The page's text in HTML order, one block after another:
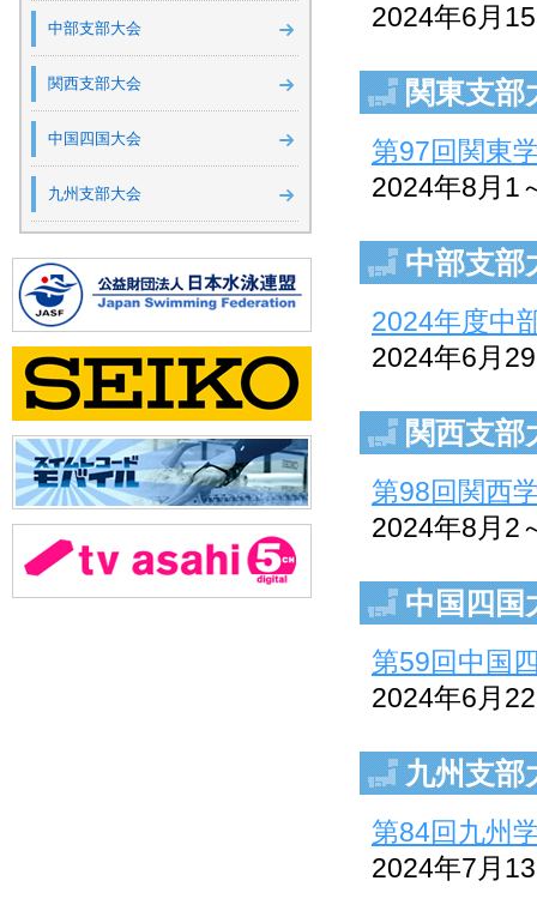
2024年6月
関東支部
第97回関東
2024年8月1
中部支部
2024年度中
2024年6月
関西支部
第98回関西
2024年8月2
中国四国
第59回中国
2024年6月
九州支部
第84回九州
2024年7月
中部支部大会
関西支部大会
中国四国大会
九州支部大会